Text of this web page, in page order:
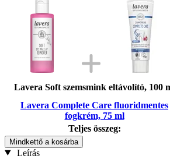
Lavera Soft szemsmink eltávolító, 100
Lavera Complete Care fluoridmentes
fogkrém, 75 ml
Teljes összeg:
Mindkettő a kosárba
Leírás